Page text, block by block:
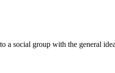
social group with the general